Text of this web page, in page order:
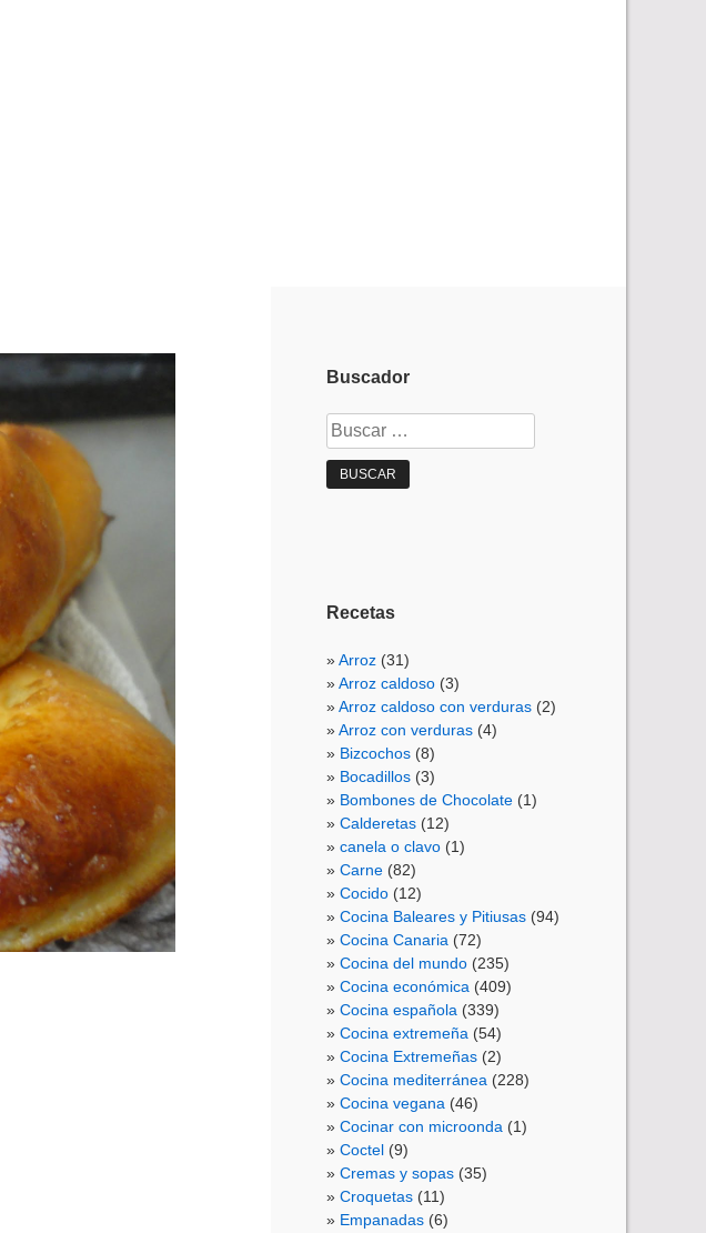
Buscador
Buscar:
Recetas
Arroz (31)
Arroz caldoso (3)
Arroz caldoso con verduras (2)
Arroz con verduras (4)
Bizcochos (8)
Bocadillos (3)
Bombones de Chocolate (1)
Calderetas (12)
canela o clavo (1)
Carne (82)
Cocido (12)
Cocina Baleares y Pitiusas (94)
Cocina Canaria (72)
Cocina del mundo (235)
Cocina económica (409)
Cocina española (339)
Cocina extremeña (54)
Cocina Extremeñas (2)
Cocina mediterránea (228)
Cocina vegana (46)
Cocinar con microonda (1)
Coctel (9)
Cremas y sopas (35)
Croquetas (11)
Empanadas (6)